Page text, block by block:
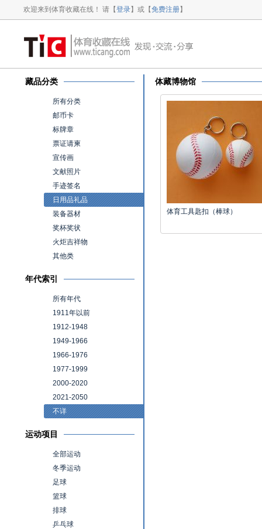
欢迎来到体育收藏在线！ 请【登录】或【免费注册】
藏品分类
所有分类
邮币卡
标牌章
票证请柬
宣传画
文献照片
手迹签名
日用品礼品
装备器材
奖杯奖状
火炬吉祥物
其他类
年代索引
所有年代
1911年以前
1912-1948
1949-1966
1966-1976
1977-1999
2000-2020
2021-2050
不详
运动项目
全部运动
冬季运动
足球
篮球
排球
乒乓球
体藏博物馆
体育工具匙扣（棒球）